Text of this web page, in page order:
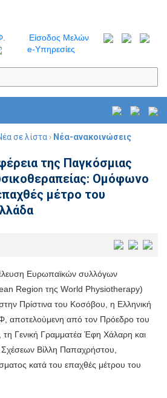
Είσοδος Μελών
e-Υπηρεσίες
σε λίστα › Νέα-ανακοινώσεις
της Παγκόσμιας
Ομόφωνο
μέτρο του
Ευρωπαϊκών συλλόγων
Region της World Physiotherapy)
Πρίστινα του Κοσόβου, η Ελληνική
αποτελούμενη από τον Πρόεδρο του
Γενική Γραμματέα Έφη Χάλαρη και
Βίλλη Παπαχρήστου,
κατά του επαχθές μέτρου του